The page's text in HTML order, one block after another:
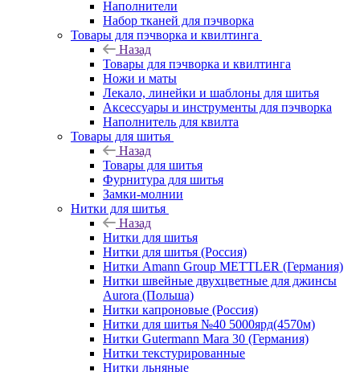
Наполнители
Набор тканей для пэчворка
Товары для пэчворка и квилтинга
Назад
Товары для пэчворка и квилтинга
Ножи и маты
Лекало, линейки и шаблоны для шитья
Аксессуары и инструменты для пэчворка
Наполнитель для квилта
Товары для шитья
Назад
Товары для шитья
Фурнитура для шитья
Замки-молнии
Нитки для шитья
Назад
Нитки для шитья
Нитки для шитья (Россия)
Нитки Amann Group METTLER (Германия)
Нитки швейные двухцветные для джинсы
Aurora (Польша)
Нитки капроновые (Россия)
Нитки для шитья №40 5000ярд(4570м)
Нитки Gutermann Mara 30 (Германия)
Нитки текстурированные
Нитки льняные